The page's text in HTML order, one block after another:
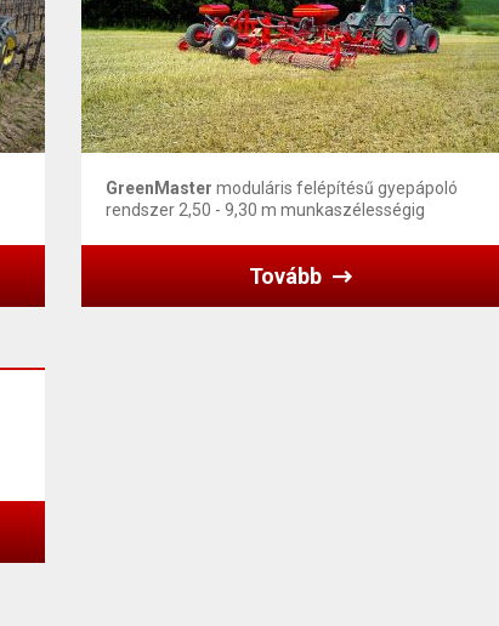
GreenMaster moduláris felépítésű gyepápoló
rendszer 2,50 - 9,30 m munkaszélességig
Tovább